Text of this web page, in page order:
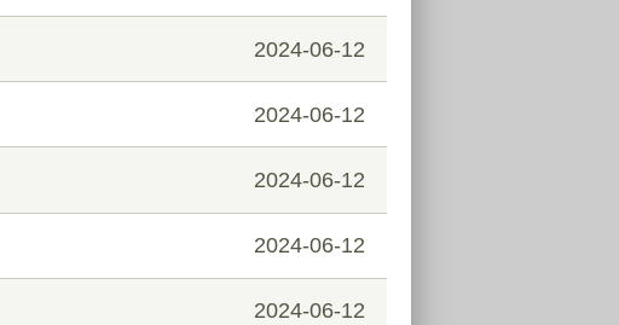
2024-06-12
2024-06-12
2024-06-12
2024-06-12
2024-06-12